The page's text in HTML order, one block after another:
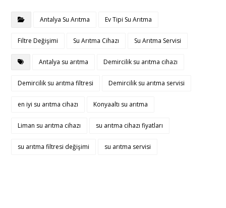
Antalya Su Arıtma Ev Tipi Su Arıtma
Filtre Değişimi Su Arıtma Cihazı Su Arıtma Servisi
Antalya su arıtma Demircilik su arıtma cihazı
Demircilik su arıtma filtresi Demircilik su arıtma servisi
en iyi su arıtma cihazı Konyaaltı su arıtma
Liman su arıtma cihazı su arıtma cihazı fiyatları
su arıtma filtresi değişimi su arıtma servisi